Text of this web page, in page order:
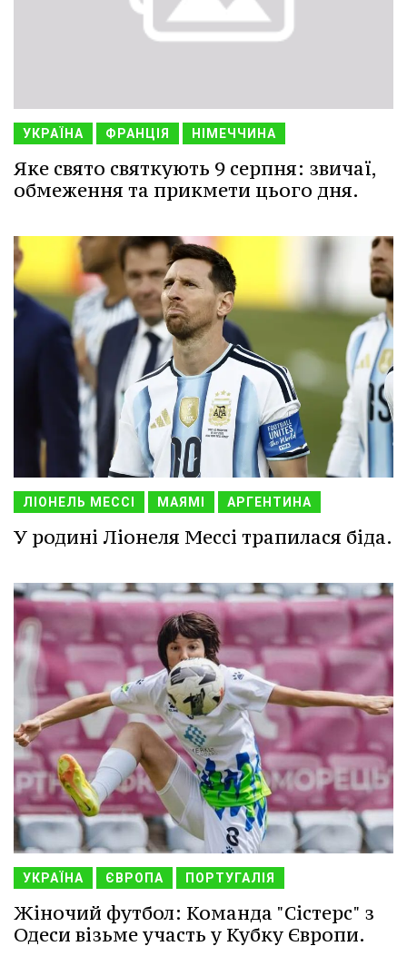
УКРАЇНА ФРАНЦІЯ НІМЕЧЧИНА
Яке свято святкують 9 серпня: звичаї,
обмеження та прикмети цього дня.
ЛІОНЕЛЬ МЕССІ МАЯМІ АРГЕНТИНА
У родині Ліонеля Мессі трапилася біда.
УКРАЇНА ЄВРОПА ПОРТУГАЛІЯ
Жіночий футбол: Команда "Сістерс" з
Одеси візьме участь у Кубку Європи.